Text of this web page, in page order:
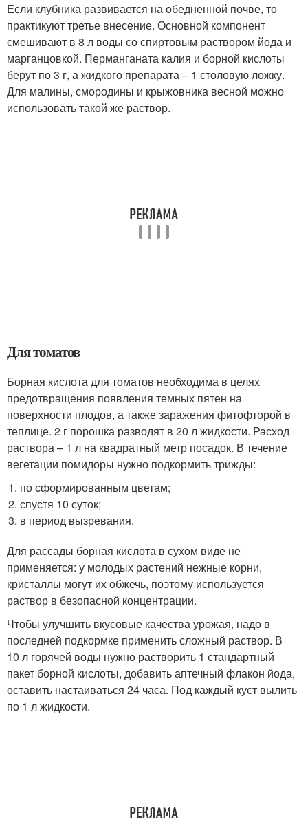
Если клубника развивается на обедненной почве, то
практикуют третье внесение. Основной компонент
смешивают в 8 л воды со спиртовым раствором йода и
марганцовкой. Перманганата калия и борной кислоты
берут по 3 г, а жидкого препарата – 1 столовую ложку.
Для малины, смородины и крыжовника весной можно
использовать такой же раствор.
Для томатов
Борная кислота для томатов необходима в целях
предотвращения появления темных пятен на
поверхности плодов, а также заражения фитофторой в
теплице. 2 г порошка разводят в 20 л жидкости. Расход
раствора – 1 л на квадратный метр посадок. В течение
вегетации помидоры нужно подкормить трижды:
по сформированным цветам;
спустя 10 суток;
в период вызревания.
Для рассады борная кислота в сухом виде не
применяется: у молодых растений нежные корни,
кристаллы могут их обжечь, поэтому используется
раствор в безопасной концентрации.
Чтобы улучшить вкусовые качества урожая, надо в
последней подкормке применить сложный раствор. В
10 л горячей воды нужно растворить 1 стандартный
пакет борной кислоты, добавить аптечный флакон йода,
оставить настаиваться 24 часа. Под каждый куст вылить
по 1 л жидкости.